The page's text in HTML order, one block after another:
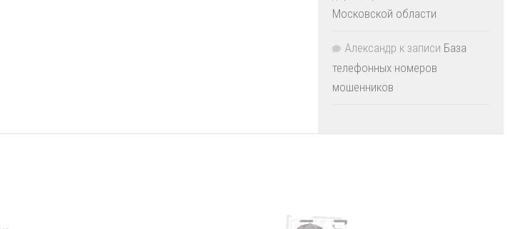
Московской области
Александр к записи База
телефонных номеров
мошенников